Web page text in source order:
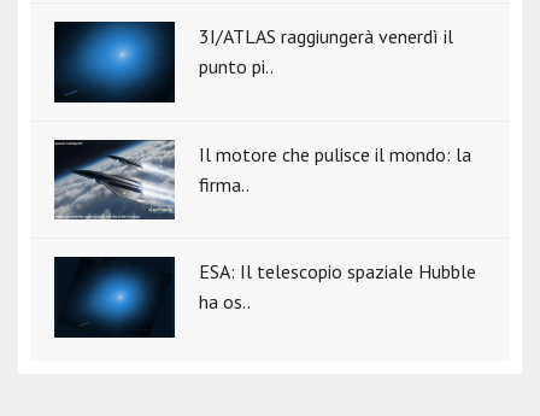
3I/ATLAS raggiungerà venerdì il
punto pi..
Il motore che pulisce il mondo: la
firma..
ESA: Il telescopio spaziale Hubble
ha os..